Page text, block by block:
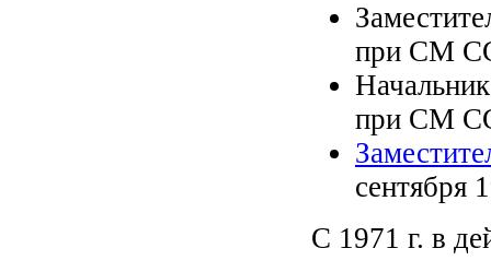
при СМ
при СМ
сентября
С 1971 г. в